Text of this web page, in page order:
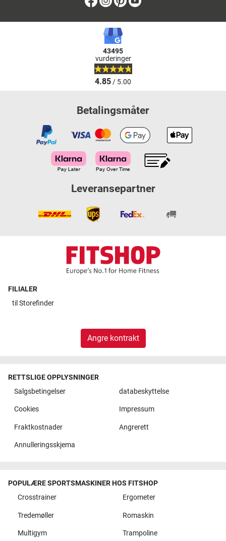
43495
vurderinger
4.85/ 5.00
Betalingsmåter
Leveransepartner
FILIALER
tilStorefinder
Angre kontrakt
RETTSLIGE OPPLYSNINGER
Salgsbetingelser
databeskyttelse
Cookies Impressum
Fraktkostnader Angrerett
Annulleringsskjema
POPULÆRE SPORTSMASKINER HOS FITSHOP
Crosstrainer
Ergometer
Tredemøller Romaskin
Multigym Trampoline